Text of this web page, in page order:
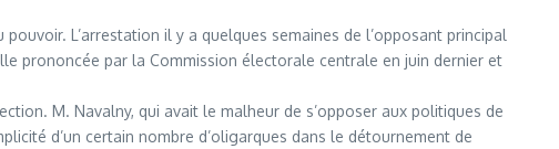
L’arrestation il y a quelques semaines de l’opposant principal
prononcée par la Commission électorale centrale en juin dernier et
M. Navalny, qui avait le malheur de s’opposer aux politiques de
d’un certain nombre d’oligarques dans le détournement de